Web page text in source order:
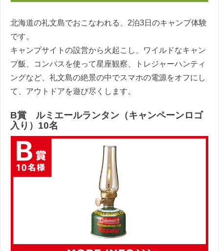
北海道の礼文島でおこなわれる、2泊3日のキャンプ体験
です。
キャンプサイトの設営から火起こし、ワイルドなキャン
プ飯、コンパスを使って星座観察、トレジャーハンティ
ングなど、礼文島の絶景の中でスマホの電源をオフにし
て、アウトドアを遊び尽くします。
B賞 ルミエールランタン（キャンペーンロゴ
入り）10名